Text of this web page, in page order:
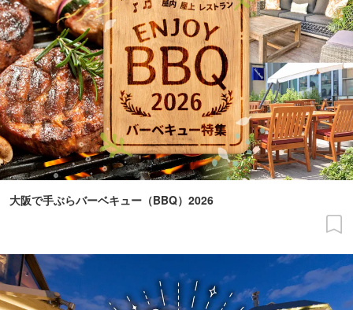
大阪で手ぶらバーベキュー（BBQ）2026